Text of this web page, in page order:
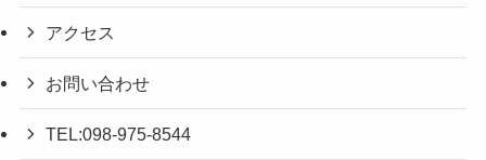
アクセス
お問い合わせ
TEL:098-975-8544